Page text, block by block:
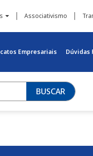
Associativismo
Empresariais Dúvidas
BUSCAR